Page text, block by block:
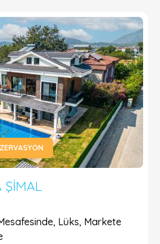
ŞIMAL
Lüks, Markete